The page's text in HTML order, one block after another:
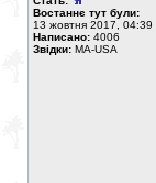
Востаннє тут були:
13 жовтня 2017, 04:39
Написано: 4006
Звідки: MA-USA